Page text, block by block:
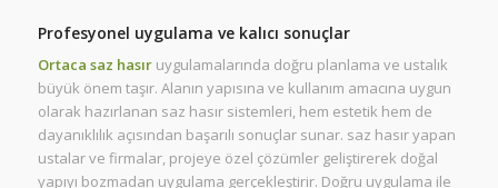
Profesyonel uygulama ve kalıcı sonuçlar
Ortaca saz hasıruygulamalarında doğru planlama ve ustalık
büyük önem taşır. Alanın yapısına ve kullanım amacına uygun
olarak hazırlanan saz hasır sistemleri, hem estetik hem de
dayanıklılık açısından başarılı sonuçlar sunar. saz hasır yapan
ustalar ve firmalar, projeye özel çözümler geliştirerek doğal
yapıyı bozmadan uygulama gerçekleştirir. Doğru uygulama ile